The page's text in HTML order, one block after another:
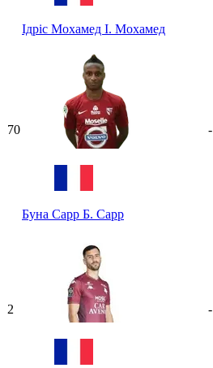
Ідріс Мохамед І. Мохамед
70
Буна Сарр Б. Сарр
-
2 -